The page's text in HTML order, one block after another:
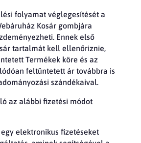
folyamat véglegesítését a
Kosár gombjára
Ennek első
tartalmát kell ellenőriznie,
Termékek köre és az
feltüntetett ár továbbra is
szándékaival.
az alábbi fizetési módot
egy elektronikus fizetéseket